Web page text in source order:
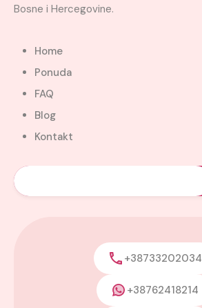
Bosne i Hercegovine.
Home
Ponuda
FAQ
Blog
Kontakt
+38733202034
+38762418214